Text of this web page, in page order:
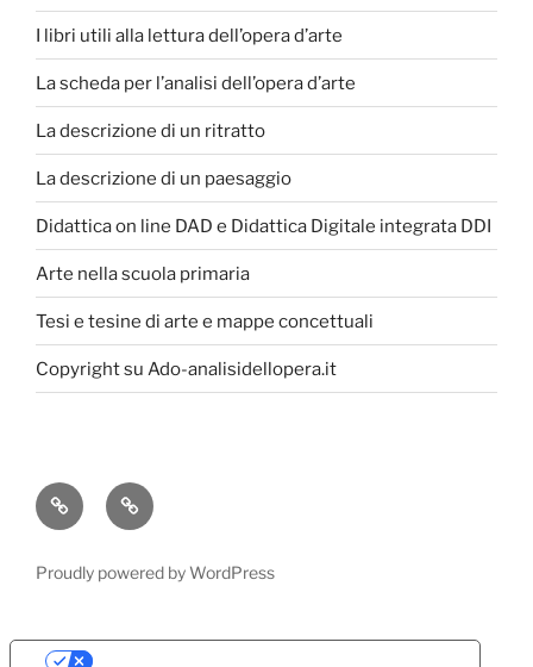
I libri utili alla lettura dell’opera d’arte
La scheda per l’analisi dell’opera d’arte
La descrizione di un ritratto
La descrizione di un paesaggio
Didattica on line DAD e Didattica Digitale integrata DDI
Arte nella scuola primaria
Tesi e tesine di arte e mappe concettuali
Copyright su Ado-analisidellopera.it
Privacy
Policy
Cookie
Poicy
Proudly powered by WordPress
Le tue preferenze relative alla privacy